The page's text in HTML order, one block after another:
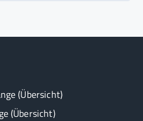
(Übersicht)
(Übersicht)